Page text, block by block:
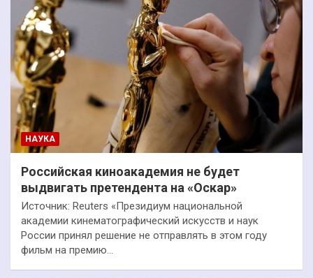
НАУКА
Российская киноакадемия не будет
выдвигать претендента на «Оскар»
Источник: Reuters «Президиум национальной
академии кинематографический искусств и наук
России принял решение не отправлять в этом году
фильм на премию…